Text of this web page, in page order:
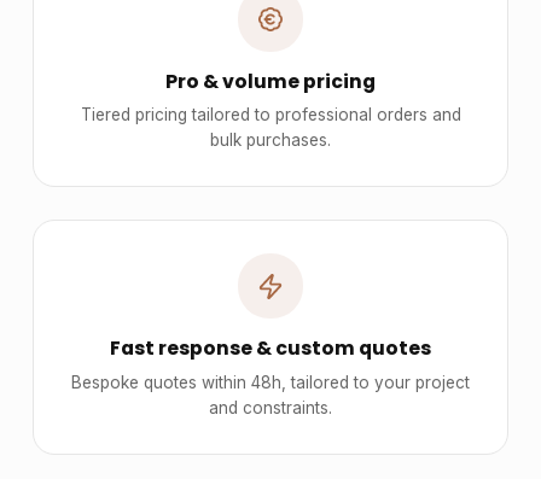
Pro & volume pricing
Tiered pricing tailored to professional orders and
bulk purchases.
Fast response & custom quotes
Bespoke quotes within 48h, tailored to your project
and constraints.